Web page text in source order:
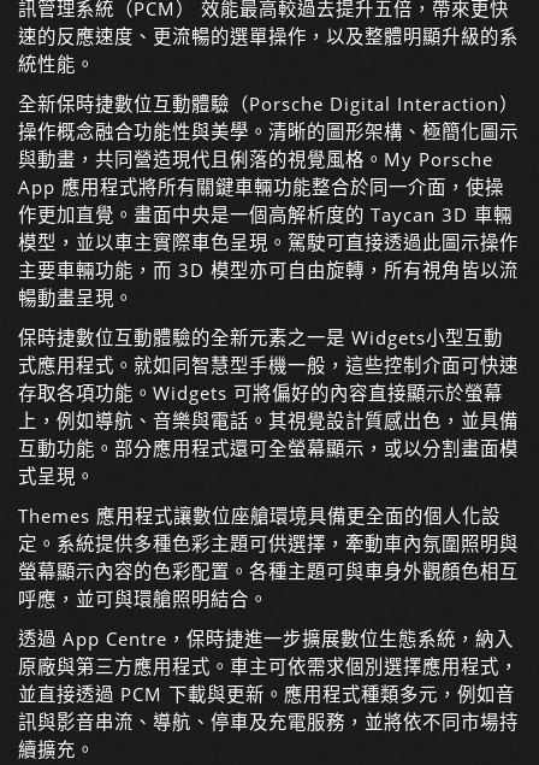
訊管理系統（PCM） 效能最高較過去提升五倍，帶來更快
速的反應速度、更流暢的選單操作，以及整體明顯升級的系
統性能。
全新保時捷數位互動體驗（Porsche Digital Interaction）
操作概念融合功能性與美學。清晰的圖形架構、極簡化圖示
與動畫，共同營造現代且俐落的視覺風格。My Porsche
App 應用程式將所有關鍵車輛功能整合於同一介面，使操
作更加直覺。畫面中央是一個高解析度的 Taycan 3D 車輛
模型，並以車主實際車色呈現。駕駛可直接透過此圖示操作
主要車輛功能，而 3D 模型亦可自由旋轉，所有視角皆以流
暢動畫呈現。
保時捷數位互動體驗的全新元素之一是 Widgets小型互動
式應用程式。就如同智慧型手機一般，這些控制介面可快速
存取各項功能。Widgets 可將偏好的內容直接顯示於螢幕
上，例如導航、音樂與電話。其視覺設計質感出色，並具備
互動功能。部分應用程式還可全螢幕顯示，或以分割畫面模
式呈現。
Themes 應用程式讓數位座艙環境具備更全面的個人化設
定。系統提供多種色彩主題可供選擇，牽動車內氛圍照明與
螢幕顯示內容的色彩配置。各種主題可與車身外觀顏色相互
呼應，並可與環艙照明結合。
透過 App Centre，保時捷進一步擴展數位生態系統，納入
原廠與第三方應用程式。車主可依需求個別選擇應用程式，
並直接透過 PCM 下載與更新。應用程式種類多元，例如音
訊與影音串流、導航、停車及充電服務，並將依不同市場持
續擴充。